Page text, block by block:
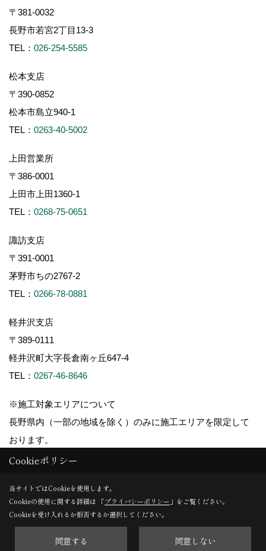
〒381-0032
長野市若宮2丁目13-3
TEL： 026-254-5585
松本支店
〒390-0852
松本市島立940-1
TEL： 0263-40-5002
上田営業所
〒386-0001
上田市上田1360-1
TEL： 0268-75-0651
諏訪支店
〒391-0001
茅野市ちの2767-2
TEL： 0266-78-0881
軽井沢支店
〒389-0111
軽井沢町大字長倉南ヶ丘647-4
TEL： 0267-46-8646
※施工対象エリアについて
長野県内（一部の地域を除く）のみに施工エリアを限定して
おります。
Copyright (c) ForestCorporation. All Rights Reserved.
Cookieポリシー
当サイトではCookieを使用します。
Cookieの使用に関する詳細は 「プライバシーポリシー 」をご覧ください。
Cookieを受け入れるか拒否するか選択してください。
同意する 同意しない